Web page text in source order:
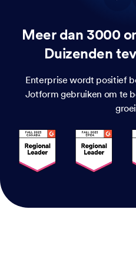
Meer dan 3000
Duizenden
Enterprise wordt positief
Jotform gebruiken om te